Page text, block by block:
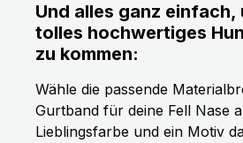
Und alles ganz einfach,
tolles hochwertiges
zu kommen:
Wähle die passende
Gurtband für deine Fell Nase
Lieblingsfarbe und ein Motiv